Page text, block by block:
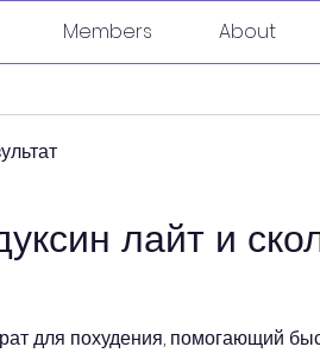
Members About
лайт и
для похудения, помогающий